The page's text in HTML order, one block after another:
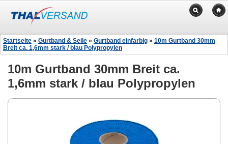
Startseite » Gurtband & Seile » Gurtband einfarbig » 10m Gurtband 30mm
Breit ca. 1,6mm stark / blau Polypropylen
10m Gurtband 30mm Breit ca.
1,6mm stark / blau Polypropylen